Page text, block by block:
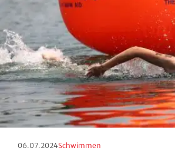
Erscheinungstag:
06.07.2024
Kategorie: Schwimmen
Roll- und Inline-Sport
Rudern
Rugby
Schach
Schießsport